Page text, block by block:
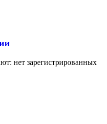
нет зарегистрированных